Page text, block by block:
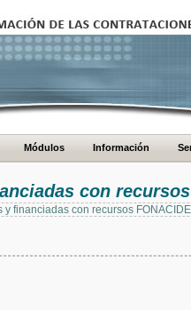
Módulos Información
con recursos
financiadas con recursos FONACIDE